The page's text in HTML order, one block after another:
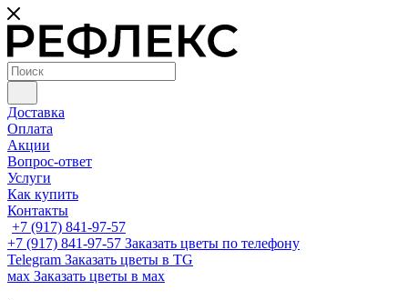
Доставка
Оплата
Акции
Вопрос-ответ
Услуги
Как купить
Контакты
+7 (917) 841-97-57
+7 (917) 841-97-57 Заказать цветы по телефону
Telegram Заказать цветы в TG
мах Заказать цветы в мах